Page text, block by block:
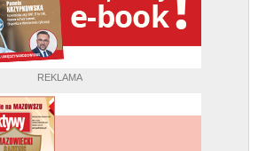
REKLAMA